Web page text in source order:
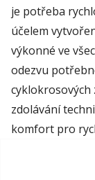
je potřeba
účelem
výkonné ve
odezvu
zdolávání
komfort pro